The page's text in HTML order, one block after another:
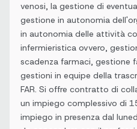
venosi, la gestione di
gestione in autonomia
in autonomia delle attività
infermieristica ovvero,
scadenza farmaci, gestione
gestioni in equipe della
FAR. Si offre contratto di
un impiego complessivo di
impiego in presenza dal